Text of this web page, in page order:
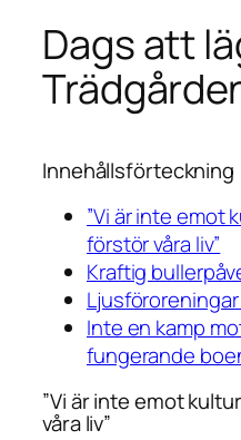
Dags att
Innehållsförteckning
”Vi är inte emot
förstör våra liv”
Kraftig
Inte en kamp
fungerande
”Vi är inte emot
våra liv”